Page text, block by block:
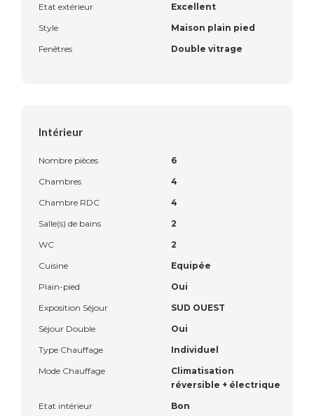
Etat extérieur
Excellent
Style
Maison plain pied
Fenêtres
Double vitrage
Intérieur
Nombre pièces
6
Chambres
4
Chambre RDC
4
Salle(s) de bains
2
WC
2
Cuisine
Equipée
Plain-pied
Oui
Exposition Séjour
SUD OUEST
Séjour Double
Oui
Type Chauffage
Individuel
Mode Chauffage
Climatisation
réversible + électrique
Etat intérieur
Bon